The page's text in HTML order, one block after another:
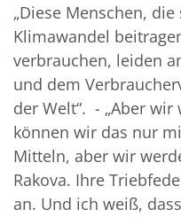
„Diese Menschen,
Klimawandel
verbrauchen, leiden
und dem
der Welt“. - „Aber
können wir das nur
Mitteln, aber wir
Rakova. Ihre
an. Und ich weiß,